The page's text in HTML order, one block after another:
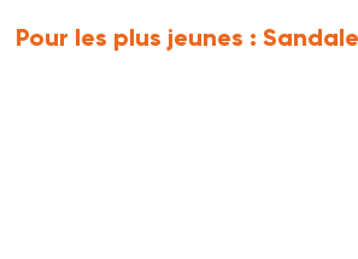
Pour les plus jeunes :